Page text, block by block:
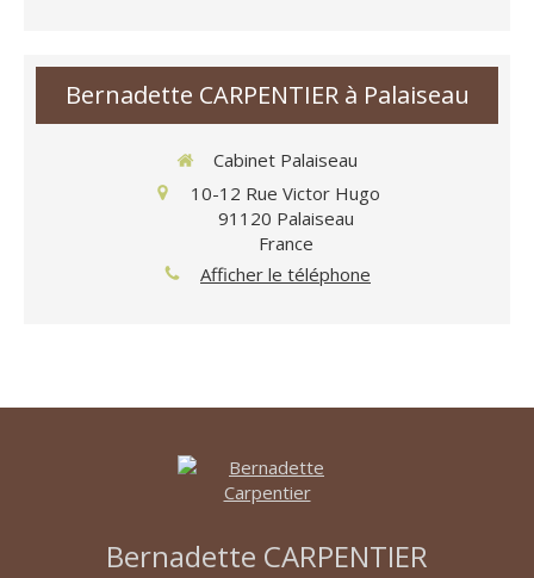
Bernadette CARPENTIER à Palaiseau
Cabinet Palaiseau
10-12 Rue Victor Hugo
91120 Palaiseau
France
Afficher le téléphone
Bernadette CARPENTIER